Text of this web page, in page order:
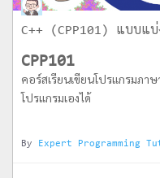
C++ (CPP101) แบบแบ่
CPP101
คอร์สเรียนเขียนโปรแกรมภ
โปรแกรมเองได้
By Expert Programming